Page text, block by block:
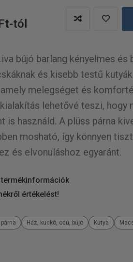
tól
bújó barlang kényelmes
és kisebb testű
melegséget és
lehetővé teszi, hogy
is használd. A plüss párna
mosható, így könnyen
és elvonuláshoz egyaránt.
termékinformációk
értékelést!
Ház, kuckó, odú, bújó Kutya